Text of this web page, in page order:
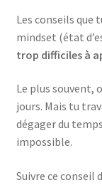
Les conseils que
mindset (état
trop difficiles à
Le plus souvent,
jours. Mais tu
dégager du
impossible.
Suivre ce conseil